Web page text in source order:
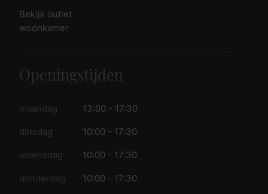
Bekijk outlet
woonkamer
Openingstijden
maandag 13:00 - 17:30
dinsdag 10:00 - 17:30
woensdag 10:00 - 17:30
donderdag 10:00 - 17:30